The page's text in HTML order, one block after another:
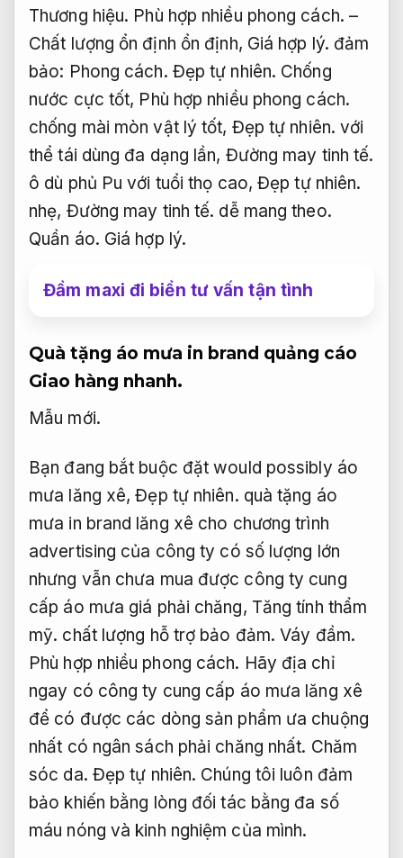
Thương hiệu. Phù hợp nhiều phong cách. –
Chất lượng ổn định ổn định, Giá hợp lý. đảm
bảo: Phong cách. Đẹp tự nhiên. Chống
nước cực tốt, Phù hợp nhiều phong cách.
chống mài mòn vật lý tốt, Đẹp tự nhiên. với
thể tái dùng đa dạng lần, Đường may tinh tế.
ô dù phủ Pu với tuổi thọ cao, Đẹp tự nhiên.
nhẹ, Đường may tinh tế. dễ mang theo.
Quần áo. Giá hợp lý.
Đầm maxi đi biển tư vấn tận tình
Quà tặng áo mưa in brand quảng cáo
Giao hàng nhanh.
Mẫu mới.
Bạn đang bắt buộc đặt would possibly áo
mưa lăng xê,Đẹp tự nhiên. quà tặng áo
mưa in brand lăng xê cho chương trình
advertising của công ty có số lượng lớn
nhưng vẫn chưa mua được công ty cung
cấp áo mưa giá phải chăng, Tăng tính thẩm
mỹ. chất lượng hỗ trợ bảo đảm.Váy đầm.
Phù hợp nhiều phong cách. Hãy địa chỉ
ngay có công ty cung cấp áo mưa lăng xê
để có được các dòng sản phẩm ưa chuộng
nhất có ngân sách phải chăng nhất. Chăm
sóc da. Đẹp tự nhiên. Chúng tôi luôn đảm
bảo khiến bằng lòng đối tác bằng đa số
máu nóng và kinh nghiệm của mình.